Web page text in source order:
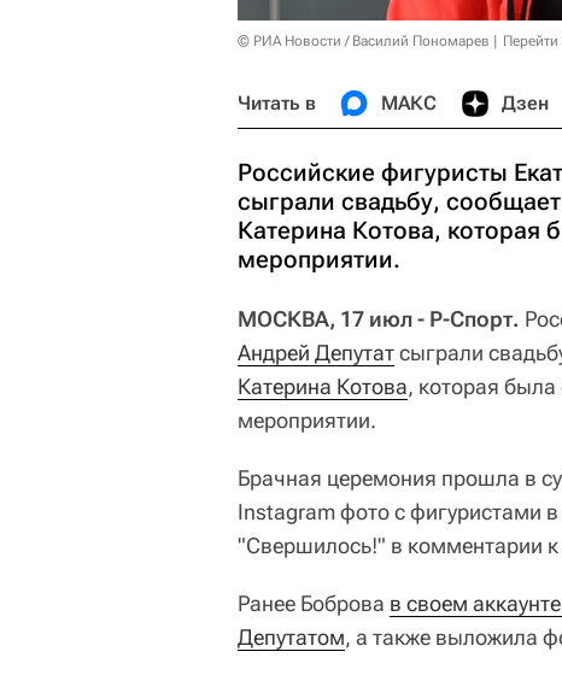
© РИА Новости / Василий Пономарев
Читать в МАКС Дзен
Российские фигуристы
сыграли свадьбу,
Катерина Котова, которая
мероприятии.
МОСКВА, 17 июл - Р-Спорт.
Андрей Депутатсыграли
Катерина Котова, которая
мероприятии.
Брачная церемония прошла в
Instagram фото с фигуристами
"Свершилось!" в комментарии
Ранее Боброва в своем
Депутатом, а также выложила